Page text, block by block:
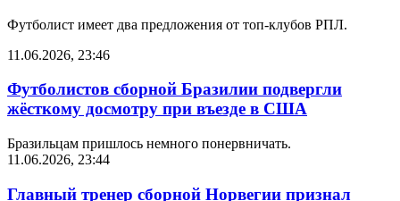
Футболист имеет два предложения от топ-клубов РПЛ.
11.06.2026, 23:46
Футболистов сборной Бразилии подвергли
жёсткому досмотру при въезде в США
Бразильцам пришлось немного понервничать.
11.06.2026, 23:44
Главный тренер сборной Норвегии признал